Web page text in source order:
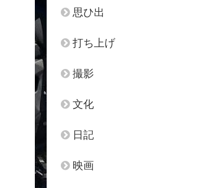
思ひ出
打ち上げ
撮影
文化
日記
映画